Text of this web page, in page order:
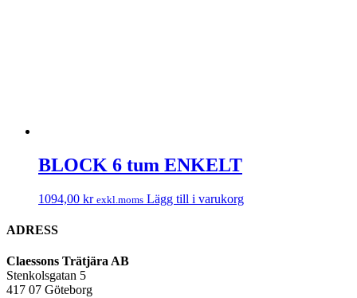
BLOCK 6 tum ENKELT
1094,00 kr exkl.moms Lägg till i varukorg
ADRESS
Claessons Trätjära AB
Stenkolsgatan 5
417 07 Göteborg